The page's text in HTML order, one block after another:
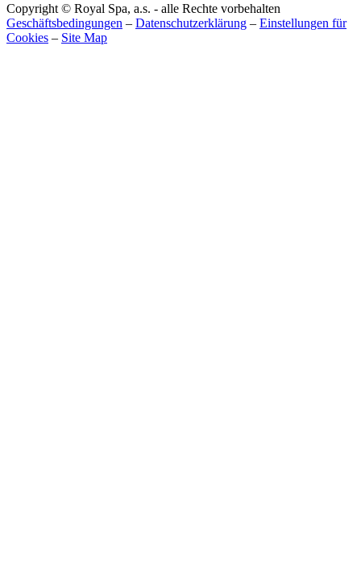
Copyright © Royal Spa, a.s. - alle Rechte vorbehalten
Geschäftsbedingungen – Datenschutzerklärung – Einstellungen für
Cookies – Site Map